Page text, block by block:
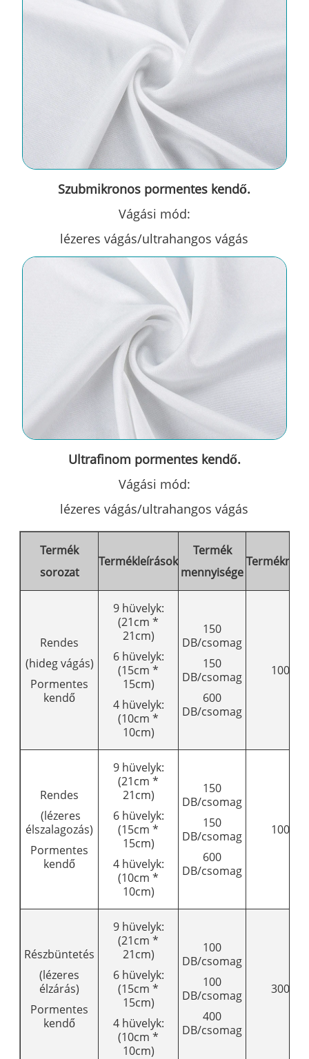
Szubmikronos pormentes kendő.
Vágási mód:
lézeres vágás/ultrahangos vágás
Ultrafinom pormentes kendő.
Vágási mód:
lézeres vágás/ultrahangos vágás
Termék
sorozat
Termékleírások
Termék
mennyisége
Rendes
(hideg vágás)
Pormentes
kendő
9 hüvelyk:
(21cm *
21cm)
6 hüvelyk:
(15cm *
15cm)
4 hüvelyk:
(10cm *
10cm)
150
DB/csomag
150
DB/csomag
600
DB/csomag
1009
Rendes
(lézeres
élszalagozás)
Pormentes
kendő
9 hüvelyk:
(21cm *
21cm)
6 hüvelyk:
(15cm *
15cm)
4 hüvelyk:
(10cm *
10cm)
150
DB/csomag
150
DB/csomag
600
DB/csomag
1009
Részbüntetés
(lézeres
élzárás)
Pormentes
kendő
9 hüvelyk:
(21cm *
21cm)
6 hüvelyk:
(15cm *
15cm)
4 hüvelyk:
(10cm *
10cm)
100
DB/csomag
100
DB/csomag
400
DB/csomag
3008